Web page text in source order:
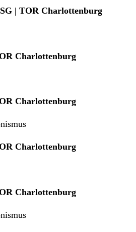
| TOR Charlottenburg
Charlottenburg
Charlottenburg
Charlottenburg
Charlottenburg